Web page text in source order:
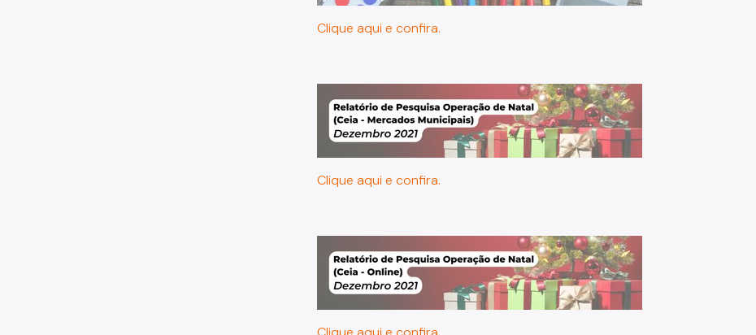
Clique aqui e confira.
Clique aqui e confira.